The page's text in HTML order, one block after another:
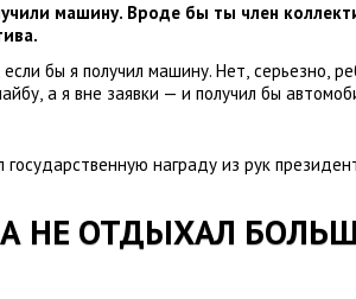
машину. Вроде бы ты член
если бы я получил машину. Нет, серьезно,
, а я вне заявки — и получил бы
государственную награду из рук
НЕ ОТДЫХАЛ